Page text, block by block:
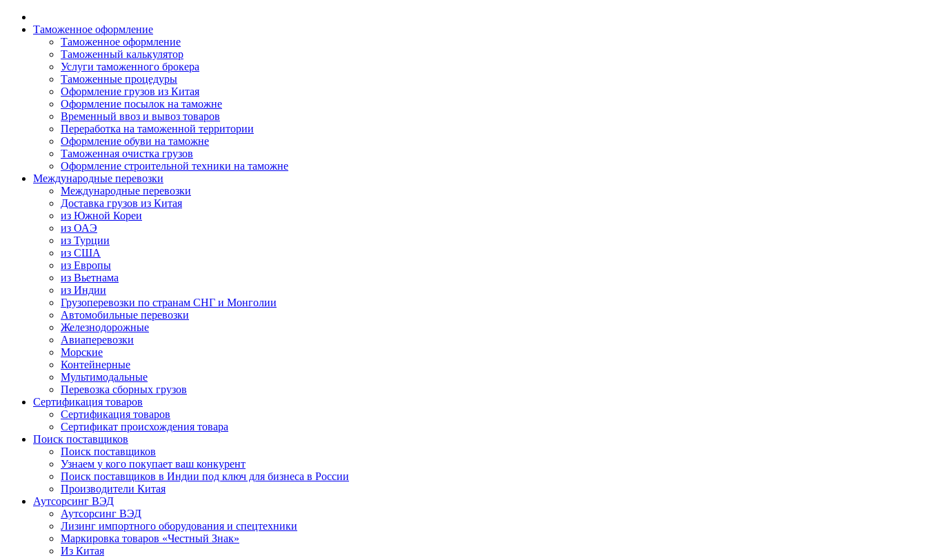
Таможенное оформление
Таможенное оформление
Таможенный калькулятор
Услуги таможенного брокера
Таможенные процедуры
Оформление грузов из Китая
Оформление посылок на таможне
Временный ввоз и вывоз товаров
Переработка на таможенной территории
Оформление обуви на таможне
Таможенная очистка грузов
Оформление строительной техники на таможне
Международные перевозки
Международные перевозки
Доставка грузов из Китая
из Южной Кореи
из ОАЭ
из Турции
из США
из Европы
из Вьетнама
из Индии
Грузоперевозки по странам СНГ и Монголии
Автомобильные перевозки
Железнодорожные
Авиаперевозки
Морские
Контейнерные
Мультимодальные
Перевозка сборных грузов
Сертификация товаров
Сертификация товаров
Сертификат происхождения товара
Поиск поставщиков
Поиск поставщиков
Узнаем у кого покупает ваш конкурент
Поиск поставщиков в Индии под ключ для бизнеса в России
Производители Китая
Аутсорсинг ВЭД
Аутсорсинг ВЭД
Лизинг импортного оборудования и спецтехники
Маркировка товаров «Честный Знак»
Из Китая